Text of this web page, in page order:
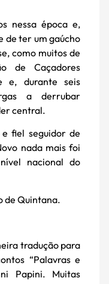
nessa época e,
de ter um gaúcho
como muitos de
de Caçadores
e, durante seis
a derrubar
central.
fiel seguidor de
nada mais foi
nacional do
de Quintana.
tradução para
“Palavras e
Papini. Muitas